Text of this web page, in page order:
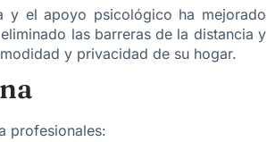
y el apoyo psicológico ha mejorado
las barreras de la distancia y
y privacidad de su hogar.
profesionales: